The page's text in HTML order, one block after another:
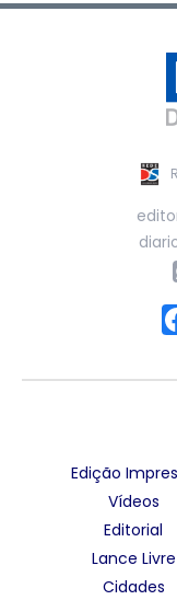
Edição
Vídeos
Editorial
Lance Livre
Cidades